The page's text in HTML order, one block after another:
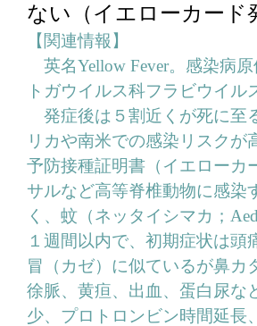
ない（イエローカード
【関連情報】
英名Yellow Fever。感染病
トガウイルス科フラビウイル
発症後は５割近くが死に至
リカや南米での感染リスク
予防接種証明書（イエローカ
サルなど高等脊椎動物に感染
く、蚊（ネッタイシマカ；
１週間以内で、初期症状は
冒（カゼ）に似ているが鼻カ
徐脈、黄疸、出血、蛋白尿な
少、プロトロンビン時間延長